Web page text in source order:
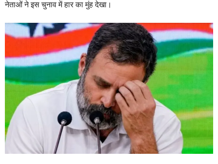
नेताओं ने इस चुनाव में हार का मुंह देखा।